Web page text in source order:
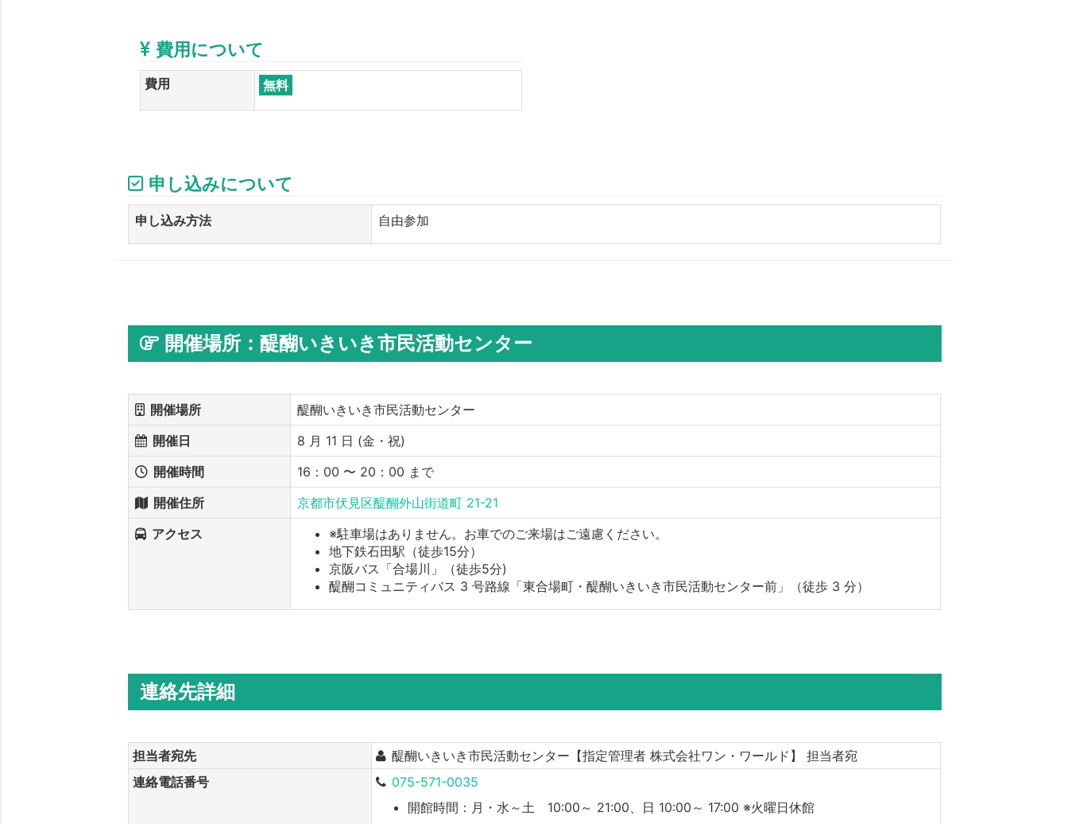
費用について
費用 無料
申し込みについて
申し込み方法 自由参加
開催場所：醍醐いきいき市民活動センター
開催場所
醍醐いきいき市民活動センター
開催日
8 月 11 日 (金・祝)
開催時間
16：00 〜 20：00 まで
開催住所
京都市伏見区醍醐外山街道町 21-21
アクセス
※駐車場はありません。お車でのご来場はご遠慮ください。
地下鉄石田駅（徒歩15分）
京阪バス「合場川」（徒歩5分)
醍醐コミュニティバス 3 号路線​「東合場町・醍醐いきいき市民活動センター前」（徒歩 3 分）
連絡先詳細
担当者宛先
醍醐いきいき市民活動センター【指定管理者 株式会社ワン・ワールド】 担当者宛
連絡電話番号
075-571-0035
開館時間：月・水～土 10:00～ 21:00、日 10:00～ 17:00 ※火曜日休館